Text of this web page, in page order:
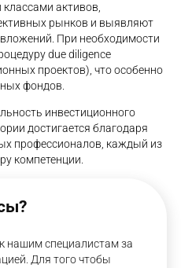
активов,
рынков и выявляют
При необходимости
due diligence
проектов), что особенно
фондов.
инвестиционного
достигается благодаря
профессионалов, каждый из
компетенции.
нашим специалистам за
Для того чтобы